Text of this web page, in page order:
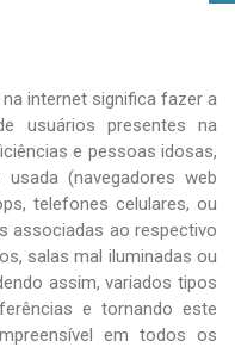
significa fazer a
usuários presentes na
e pessoas idosas,
(navegadores web
telefones celulares, ou
associadas ao respectivo
salas mal iluminadas ou
assim, variados tipos
e tornando este
em todos os